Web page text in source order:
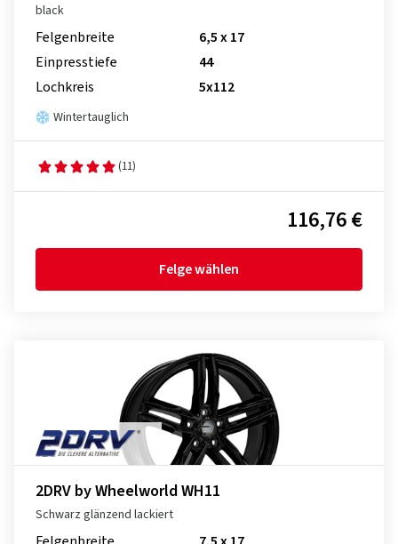
black
Felgenbreite
6,5 x 17
Einpresstiefe
44
Lochkreis
5x112
Wintertauglich
(11)
116,76 €
Felge wählen
2DRV by Wheelworld WH11
Schwarz glänzend lackiert